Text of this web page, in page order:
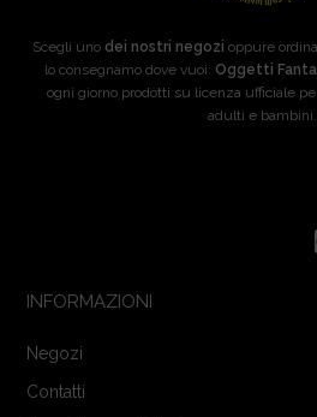
Scegli uno dei nostri negozi oppure
lo consegnamo dove vuoi: Oggetti
ogni giorno prodotti su licenza ufficiale
adulti e bambini.
INFORMAZIONI
Negozi
Contatti